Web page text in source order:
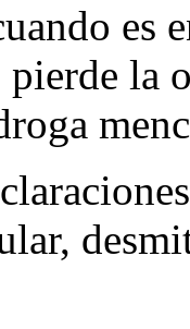
es
pierde la